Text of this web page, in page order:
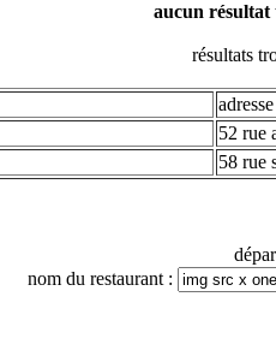
aucun
résultats
adresse
52 rue
58 rue
nom du restaurant :